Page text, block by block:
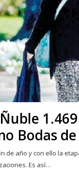
Bodas
de año y con ello la
Es así…